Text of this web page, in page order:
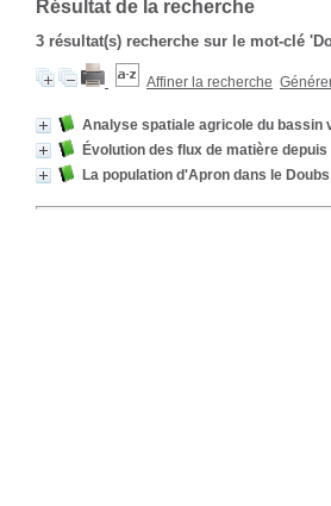
Résultat de la recherche
3 résultat(s) recherche sur le mot-clé
Affiner la recherche
Analyse spatiale agricole du bassin
Évolution des flux de matière
La population d'Apron dans le Doubs